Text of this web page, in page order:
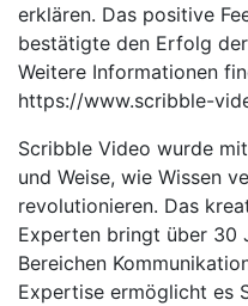
erklären. Das positive
bestätigte den Erfolg
Weitere Informationen
https://www.scribble-
Scribble Video wurde
und Weise, wie Wissen
revolutionieren. Das
Experten bringt über 30
Bereichen
Expertise ermöglicht es